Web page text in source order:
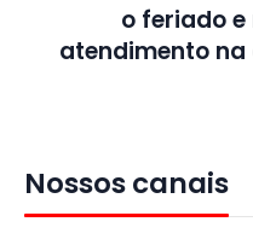
o feriado
atendimento
Nossos canais